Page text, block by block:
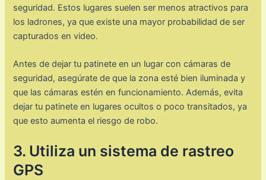
seguridad. Estos lugares suelen ser menos atractivos para
los ladrones, ya que existe una mayor probabilidad de ser
capturados en video.
Antes de dejar tu patinete en un lugar con cámaras de
seguridad, asegúrate de que la zona esté bien iluminada y
que las cámaras estén en funcionamiento. Además, evita
dejar tu patinete en lugares ocultos o poco transitados, ya
que esto aumenta el riesgo de robo.
3. Utiliza un sistema de rastreo
GPS